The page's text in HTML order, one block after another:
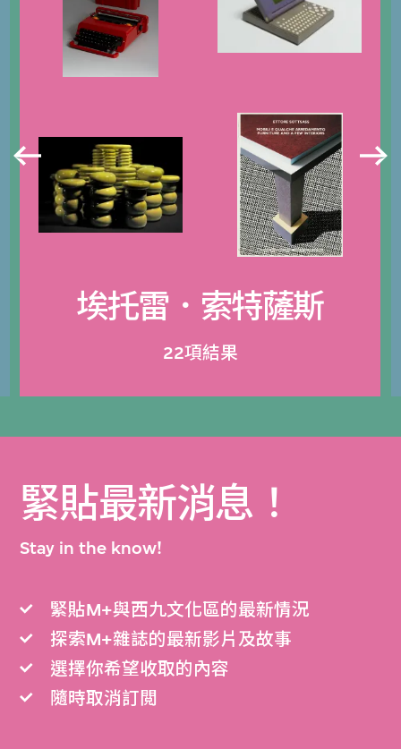
埃托雷．索特薩斯
22項結果
緊貼最新消息！
Stay in the know!
緊貼M+與西九文化區的最新情況
探索M+雜誌的最新影片及故事
選擇你希望收取的內容
隨時取消訂閲